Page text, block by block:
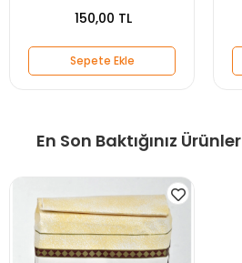
150,00 TL
Sepete Ekle
En Son Baktığınız Ürünler